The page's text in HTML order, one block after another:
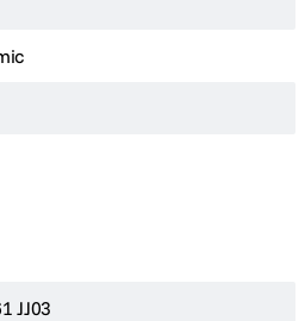
JJ03